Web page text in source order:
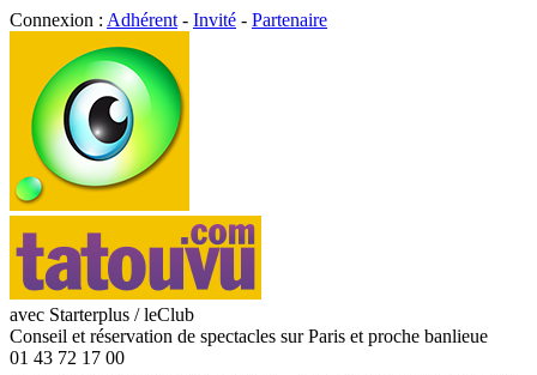
Connexion : Adhérent - Invité - Partenaire
avec Starterplus / leClub
Conseil et réservation de spectacles sur Paris et proche banlieue
01 43 72 17 00